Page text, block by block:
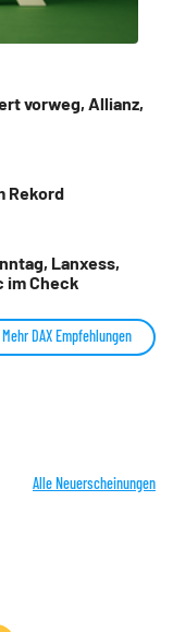
vorweg, Allianz,
Rekord
Lanxess,
im Check
Mehr DAX Empfehlungen
Alle Neuerscheinungen